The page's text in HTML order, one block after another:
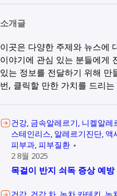
소개글
이곳은 다양한 주제와 뉴스에
이야기에 관심 있는 분들에게
있는 정보를 전달하기 위해 만
번, 클릭할 만한 가치를 드리
건강 금속알레르기 니켈알레
스테인리스 알레르기진단 액
피부과 피부질환
2 8월 2025
목걸이 반지 쇠독 증상 예방